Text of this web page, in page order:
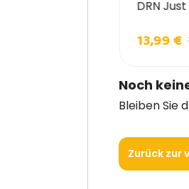
DRN
13,99 €
Noch
Bleiben Sie
Zurück zur